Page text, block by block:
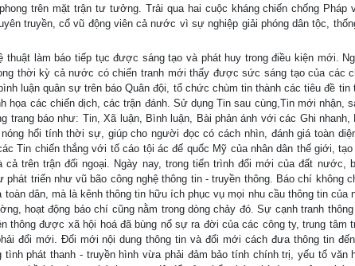
trên mặt trận tư tưởng. Trải qua hai cuộc kháng chiến chống Pháp
truyền, cổ vũ động viên cả nước vì sự nghiệp giải phóng dân tộc,
thuật làm báo tiếp tục được sáng tạo và phát huy trong điều kiện mới.
thời kỳ cả nước có chiến tranh mới thấy được sức sáng tạo của các
luận quân sự trên báo Quân đội, tổ chức chùm tin thành các tiêu đề
họa các chiến dịch, các trận đánh. Sử dụng Tin sau cùng,Tin mới nhận,
trang báo như: Tin, Xã luận, Bình luận, Bài phản ánh với các Ghi
hổi tính thời sự, giúp cho người đọc có cách nhìn, đánh giá toàn
Tin chiến thắng với tố cáo tội ác đế quốc Mỹ của nhân dân thế giới,
trên trận đối ngoại. Ngày nay, trong tiến trình đổi mới của đất nước,
triển như vũ bão công nghệ thông tin - truyền thông. Báo chí không
dân, mà là kênh thông tin hữu ích phục vụ mọi nhu cầu thông tin của
hoạt động báo chí cũng nằm trong dòng chảy đó. Sự cạnh tranh
thông được xã hội hoá đã bùng nổ sự ra đời của các công ty, trung tâm
đổi mới. Đổi mới nội dung thông tin và đổi mới cách đưa thông tin
tình phát thanh - truyền hình vừa phải đảm bảo tính chính trị, yếu tố